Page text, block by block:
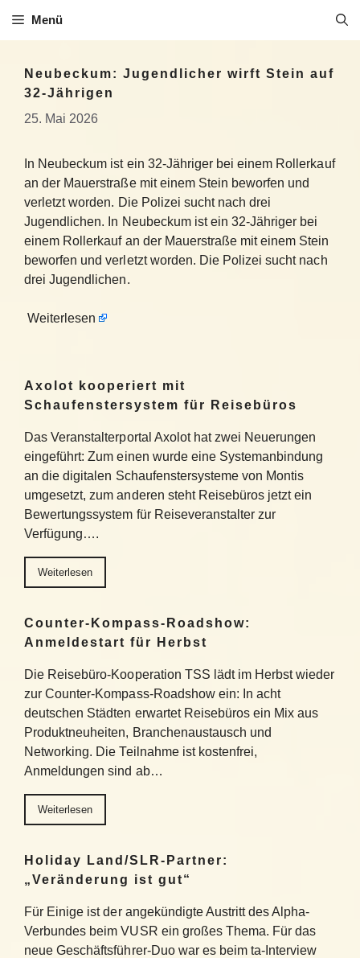
Inhalt
Menü
Neubeckum: Jugendlicher wirft Stein auf
32-Jährigen
25. Mai 2026
In Neubeckum ist ein 32-Jähriger bei einem Rollerkauf
an der Mauerstraße mit einem Stein beworfen und
verletzt worden. Die Polizei sucht nach drei
Jugendlichen. In Neubeckum ist ein 32-Jähriger bei
einem Rollerkauf an der Mauerstraße mit einem Stein
beworfen und verletzt worden. Die Polizei sucht nach
drei Jugendlichen.
Weiterlesen
Axolot kooperiert mit
Schaufenstersystem für Reisebüros
Das Veranstalterportal Axolot hat zwei Neuerungen
eingeführt: Zum einen wurde eine Systemanbindung
an die digitalen Schaufenstersysteme von Montis
umgesetzt, zum anderen steht Reisebüros jetzt ein
Bewertungssystem für Reiseveranstalter zur
Verfügung….
Weiterlesen
Counter-Kompass-Roadshow:
Anmeldestart für Herbst
Die Reisebüro-Kooperation TSS lädt im Herbst wieder
zur Counter-Kompass-Roadshow ein: In acht
deutschen Städten erwartet Reisebüros ein Mix aus
Produktneuheiten, Branchenaustausch und
Networking. Die Teilnahme ist kostenfrei,
Anmeldungen sind ab…
Weiterlesen
Holiday Land/SLR-Partner:
„Veränderung ist gut“
Für Einige ist der angekündigte Austritt des Alpha-
Verbundes beim VUSR ein großes Thema. Für das
neue Geschäftsführer-Duo war es beim ta-Interview